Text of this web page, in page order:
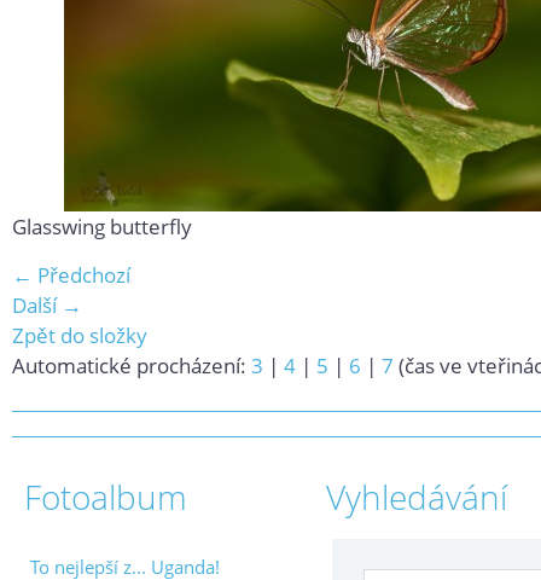
Glasswing butterfly
← Předchozí
Další →
Zpět do složky
Automatické procházení: 3 | 4 | 5 | 6 | 7 (čas ve
Fotoalbum
To nejlepší z... Uganda!
Vyhledávání